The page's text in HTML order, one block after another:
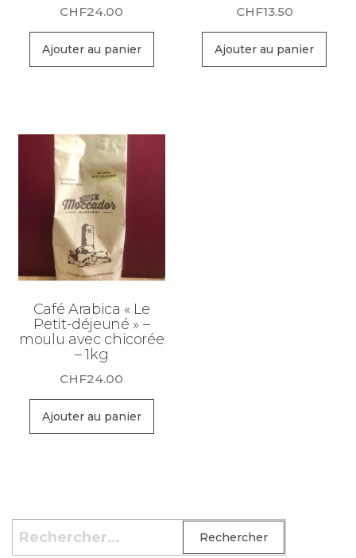
CHF24.00
Ajouter au panier
CHF13.50
Ajouter au panier
Café Arabica « Le
Petit-déjeuné » –
moulu avec chicorée
– 1kg
CHF24.00
Ajouter au panier
Rechercher :